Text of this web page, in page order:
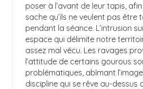
poser à l’avant de leur tapis,
sache qu’ils ne veulent pas être
pendant la séance. L’intrusion
espace qui délimite notre
assez mal vécu. Les ravages
l’attitude de certains gourous
problématiques, abîmant l’image
discipline qui se rêve au-dessus